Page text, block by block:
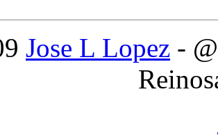
Jose L Lopez -